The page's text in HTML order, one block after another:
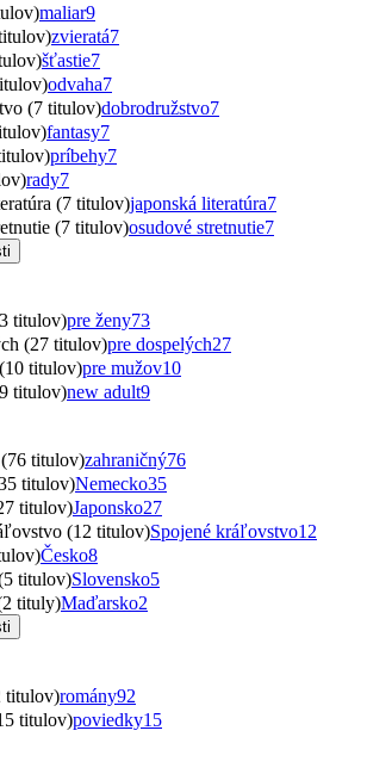
maliar9
zvieratá7
šťastie7
odvaha7
(7 titulov)dobrodružstvo7
fantasy7
príbehy7
rady7
(7 titulov)japonská literatúra7
(7 titulov)osudové stretnutie7
titulov)pre ženy73
(27 titulov)pre dospelých27
titulov)pre mužov10
titulov)new adult9
titulov)zahraničný76
titulov)Nemecko35
titulov)Japonsko27
(12 titulov)Spojené kráľovstvo12
Česko8
titulov)Slovensko5
tituly)Maďarsko2
titulov)romány92
titulov)poviedky15